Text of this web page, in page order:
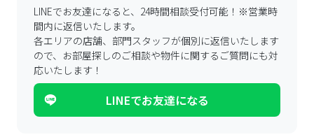
LINEでお友達になると、24時間相談受付可能！ ※営業時
間内に返信いたします。
各エリアの店舗、部門スタッフが個別に返信いたします
ので、 お部屋探しのご相談や物件に関するご質問にも対
応いたします！
LINEでお友達になる